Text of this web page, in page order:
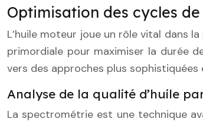
Optimisation des cycles
L’huile moteur joue un rôle vital dans
primordiale pour maximiser la durée
vers des approches plus sophistiquées
Analyse de la qualité d’huile
La spectrométrie est une technique